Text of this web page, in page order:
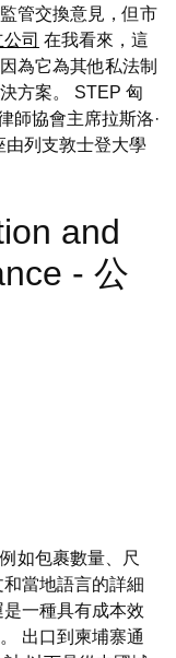
管交換意見，但市
司 在我看來，這
為它為其他私法制
方案。 STEP 匈
師協會主席拉斯洛·
由列支敦士登大學
and
- 公
如包裹數量、尺
當地語言的詳細
一種具有成本效
出口到柬埔寨通